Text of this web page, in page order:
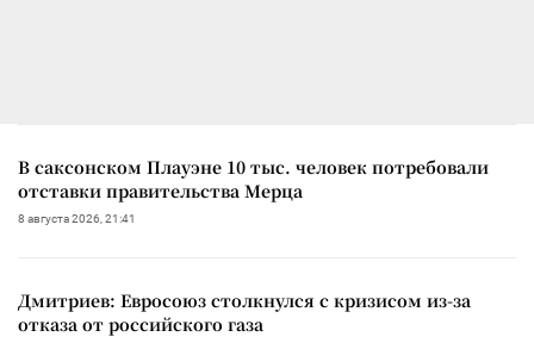
В саксонском Плауэне 10 тыс. человек потребовали
отставки правительства Мерца
8 августа 2026, 21:41
Дмитриев: Евросоюз столкнулся с кризисом из-за
отказа от российского газа